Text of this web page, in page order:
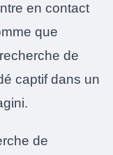
en contact
que
de
captif dans un
de